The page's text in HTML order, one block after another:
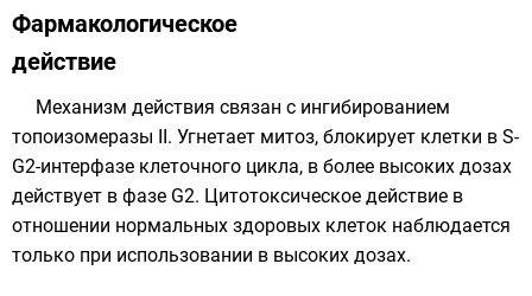
Фармакологическое
действие
Механизм действия связан с ингибированием
топоизомеразы II. Угнетает митоз, блокирует клетки в S-
G2-интерфазе клеточного цикла, в более высоких дозах
действует в фазе G2. Цитотоксическое действие в
отношении нормальных здоровых клеток наблюдается
только при использовании в высоких дозах.